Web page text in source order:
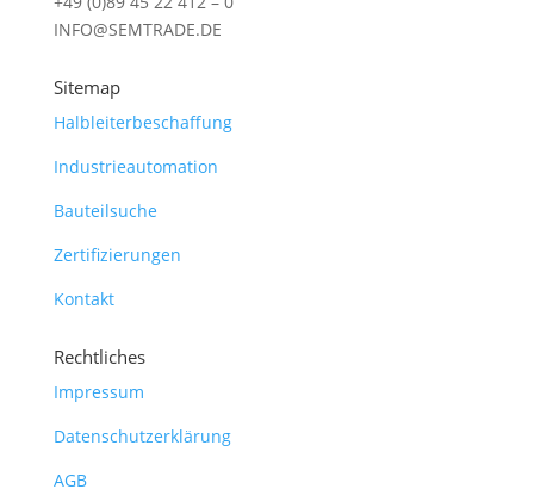
INFO@SEMTRADE.DE
Sitemap
Halbleiterbeschaffung
Industrieautomation
Bauteilsuche
Zertifizierungen
Kontakt
Rechtliches
Impressum
Datenschutzerklärung
AGB